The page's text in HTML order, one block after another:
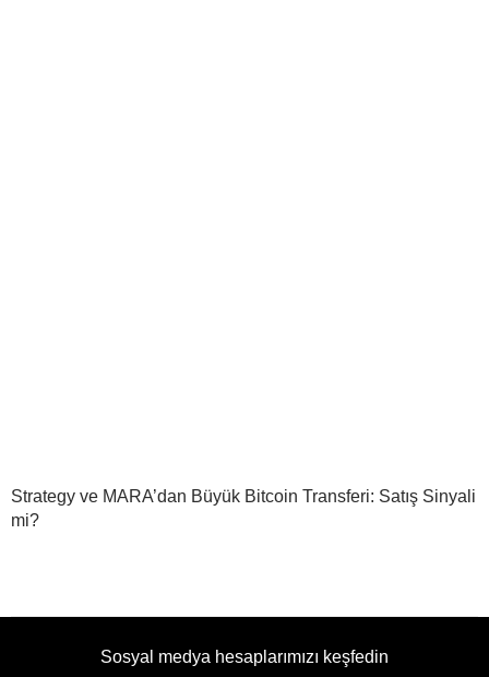
Strategy ve MARA’dan Büyük Bitcoin Transferi: Satış Sinyali
mi?
Sosyal medya hesaplarımızı keşfedin